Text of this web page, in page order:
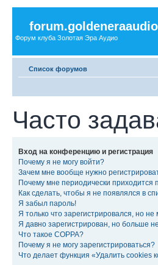
Форум клуба Золотая Эра Аудио
Список форумов
Часто
Вход на конференцию и регистрация
Почему я не могу войти?
Зачем мне вообще нужно
Почему мне периодически приходится
Как сделать, чтобы я не появлялся в
Я забыл пароль!
Я только что зарегистрировался, но не
Я давно зарегистрирован, но больше
Что такое COPPA?
Почему я не могу зарегистрироваться?
Что делает функция «Удалить cookies